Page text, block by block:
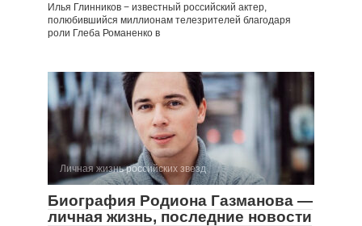
Илья Глинников − известный российский актер,
полюбившийся миллионам телезрителей благодаря
роли Глеба Романенко в
Личная жизнь российских звезд
Биография Родиона Газманова —
личная жизнь, последние новости